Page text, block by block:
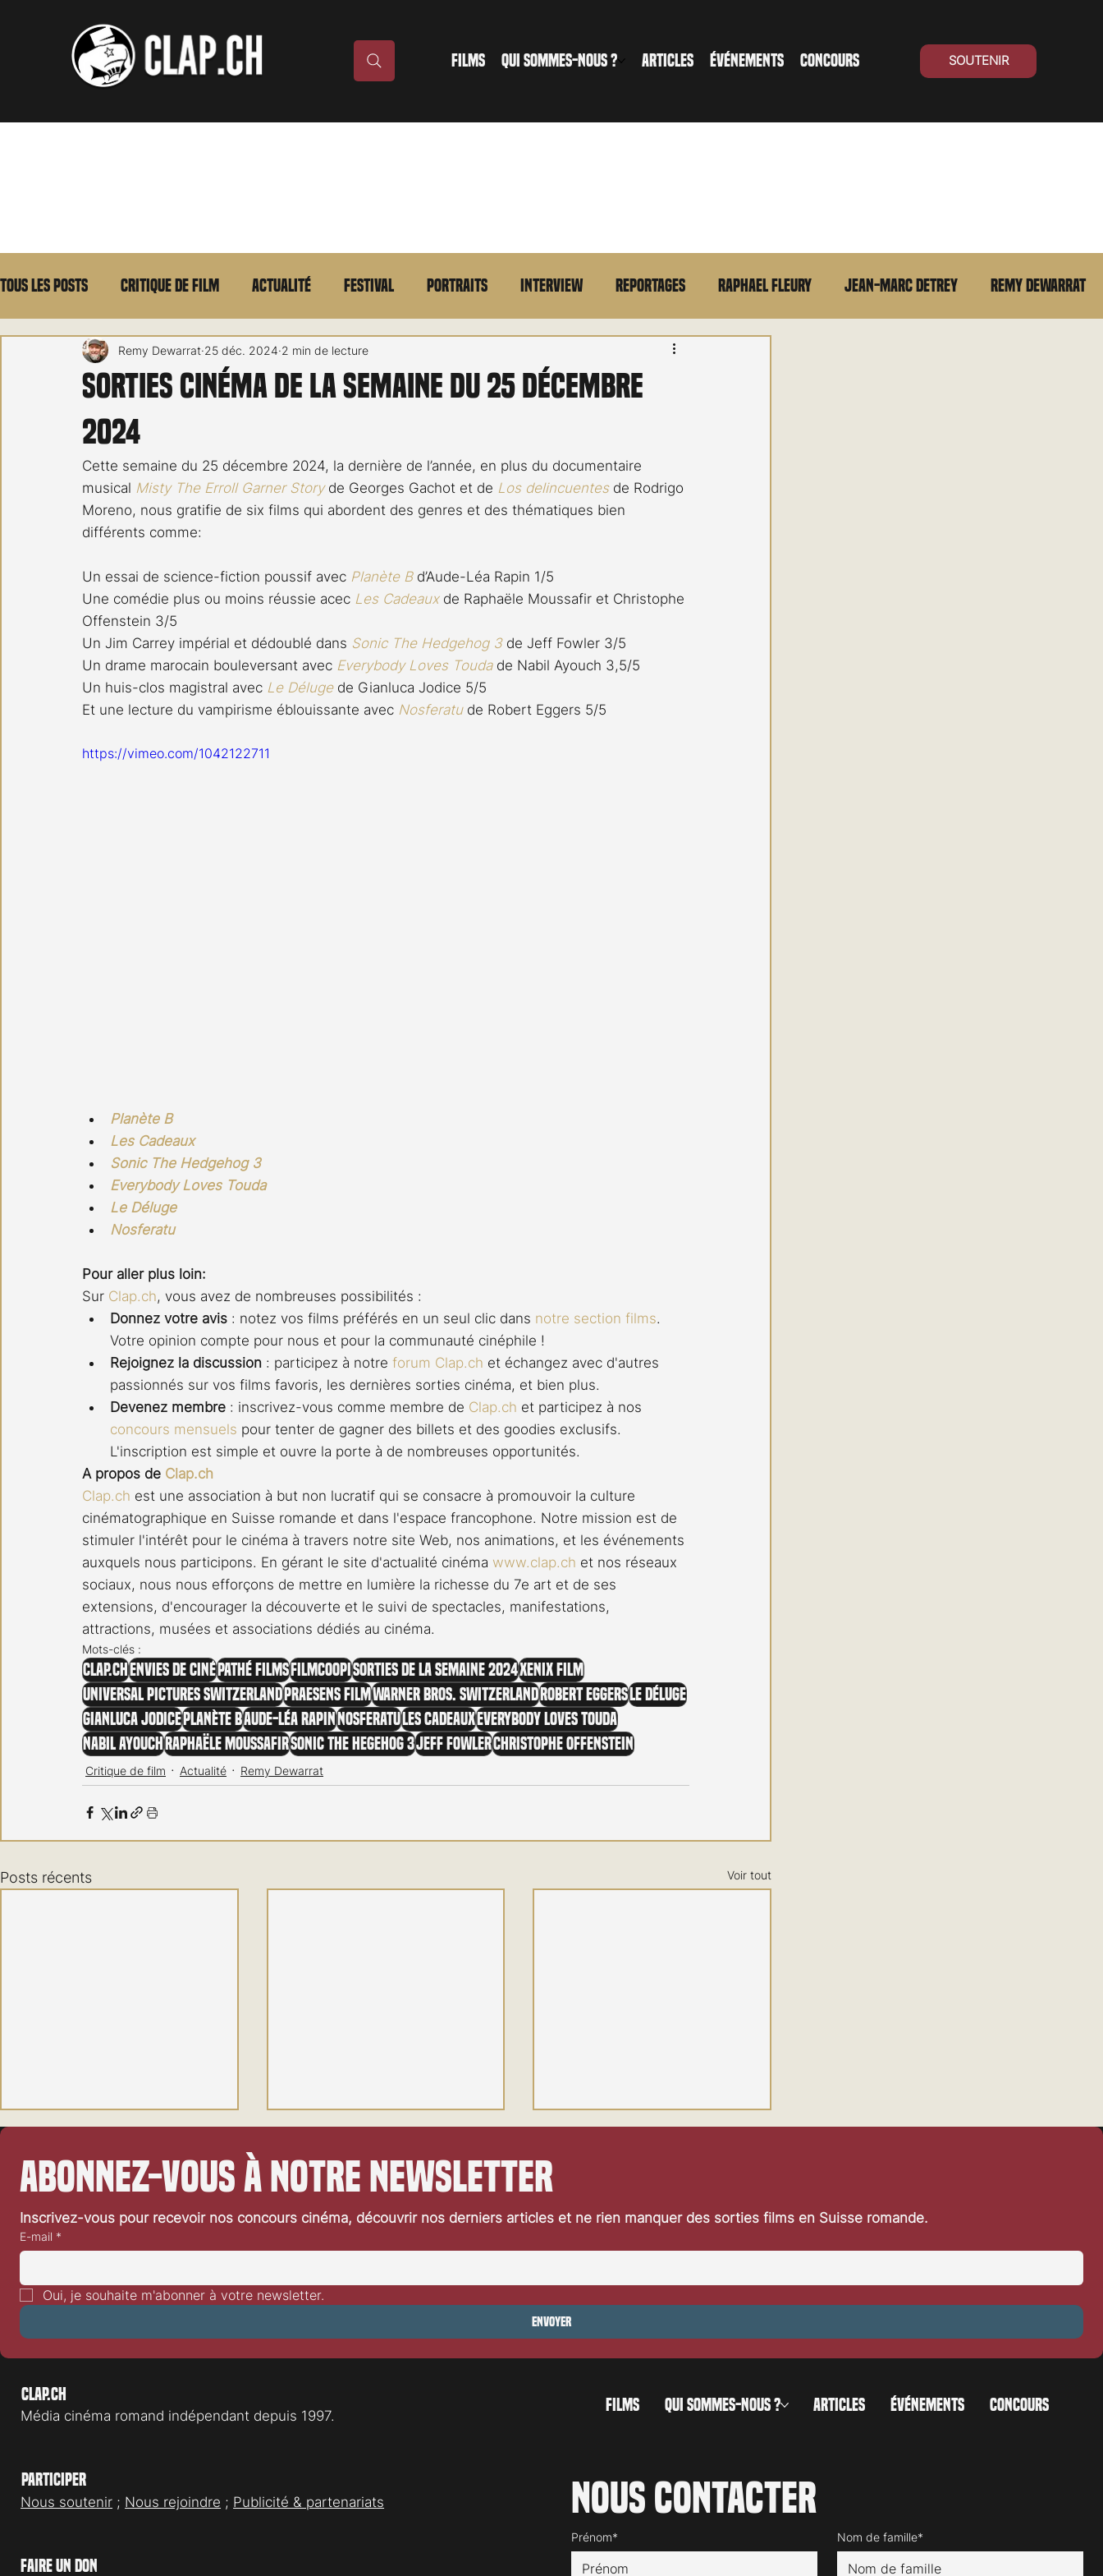
FILMS QUI SOMMES-NOUS ? ARTICLES ÉVÉNEMENTS CONCOURS SOUTENIR
Tous les posts Critique de film Actualité Festival Portraits Interview Reportages Raphael Fleury Jean-Marc Detrey Remy Dewarrat
Max Borg Laurent Scherlen Memento En bref
Carnet noir
Sorties cinéma de la semaine du 25 décembre
2024
Remy Dewarrat 25 déc. 2024 2 min de lecture
Cette semaine du 25 décembre 2024, la dernière de l’année, en plus du documentaire
musical Misty The Erroll Garner Story de Georges Gachot et de Los delincuentes de Rodrigo
Moreno, nous gratifie de six films qui abordent des genres et des thématiques bien
différents comme:
Un essai de science-fiction poussif avec Planète B d’Aude-Léa Rapin 1/5
Une comédie plus ou moins réussie acec Les Cadeaux de Raphaële Moussafir et Christophe
Offenstein 3/5
Un Jim Carrey impérial et dédoublé dans Sonic The Hedgehog 3 de Jeff Fowler 3/5
Un drame marocain bouleversant avec Everybody Loves Touda de Nabil Ayouch 3,5/5
Un huis-clos magistral avec Le Déluge de Gianluca Jodice 5/5
Et une lecture du vampirisme éblouissante avec Nosferatu de Robert Eggers 5/5
https://vimeo.com/1042122711
Planète B
Les Cadeaux
Sonic The Hedgehog 3
Everybody Loves Touda
Le Déluge
Nosferatu
Pour aller plus loin:
Sur Clap.ch, vous avez de nombreuses possibilités :
Donnez votre avis : notez vos films préférés en un seul clic dans notre section films.
Votre opinion compte pour nous et pour la communauté cinéphile !
Rejoignez la discussion : participez à notre forum Clap.ch et échangez avec d'autres
passionnés sur vos films favoris, les dernières sorties cinéma, et bien plus.
Devenez membre : inscrivez-vous comme membre de Clap.ch et participez à nos
concours mensuels pour tenter de gagner des billets et des goodies exclusifs.
L'inscription est simple et ouvre la porte à de nombreuses opportunités.
A propos de Clap.ch
Clap.ch est une association à but non lucratif qui se consacre à promouvoir la culture
cinématographique en Suisse romande et dans l'espace francophone. Notre mission est de
stimuler l'intérêt pour le cinéma à travers notre site Web, nos animations, et les événements
auxquels nous participons. En gérant le site d'actualité cinéma www.clap.ch et nos réseaux
sociaux, nous nous efforçons de mettre en lumière la richesse du 7e art et de ses
extensions, d'encourager la découverte et le suivi de spectacles, manifestations,
attractions, musées et associations dédiés au cinéma.
Mots-clés :
clap.ch Envies de ciné Pathé Films FilmcoopiSorties de la semaine 2024Xenix Film
Universal Pictures Switzerland Praesens FilmWarner Bros. Switzerland Robert Eggers Le Déluge
Gianluca Jodice Planète BAude-Léa RapinNosferatu Les Cadeaux Everybody Loves Touda
Nabil Ayouch Raphaële MoussafirSonic The Hegehog 3Jeff FowlerChristophe Offenstein
Critique de film Actualité Remy Dewarrat
Posts récents Voir tout
18 décembre 2024
11 décembre 2024
décembre 2024
Abonnez-vous à notre newsletter
Inscrivez-vous pour recevoir nos concours cinéma, découvrir nos derniers articles et ne rien manquer des sorties films en Suisse romande.
E-mail *
Oui, je souhaite m'abonner à votre newsletter.
Envoyer
Clap.ch
Média cinéma romand indépendant depuis 1997.
FILMS QUI SOMMES-NOUS ? ARTICLES ÉVÉNEMENTS CONCOURS
Participer
Nous soutenir ; Nous rejoindre ; Publicité & partenariats Nous contacter
Prénom* Nom de famille*
faire un don